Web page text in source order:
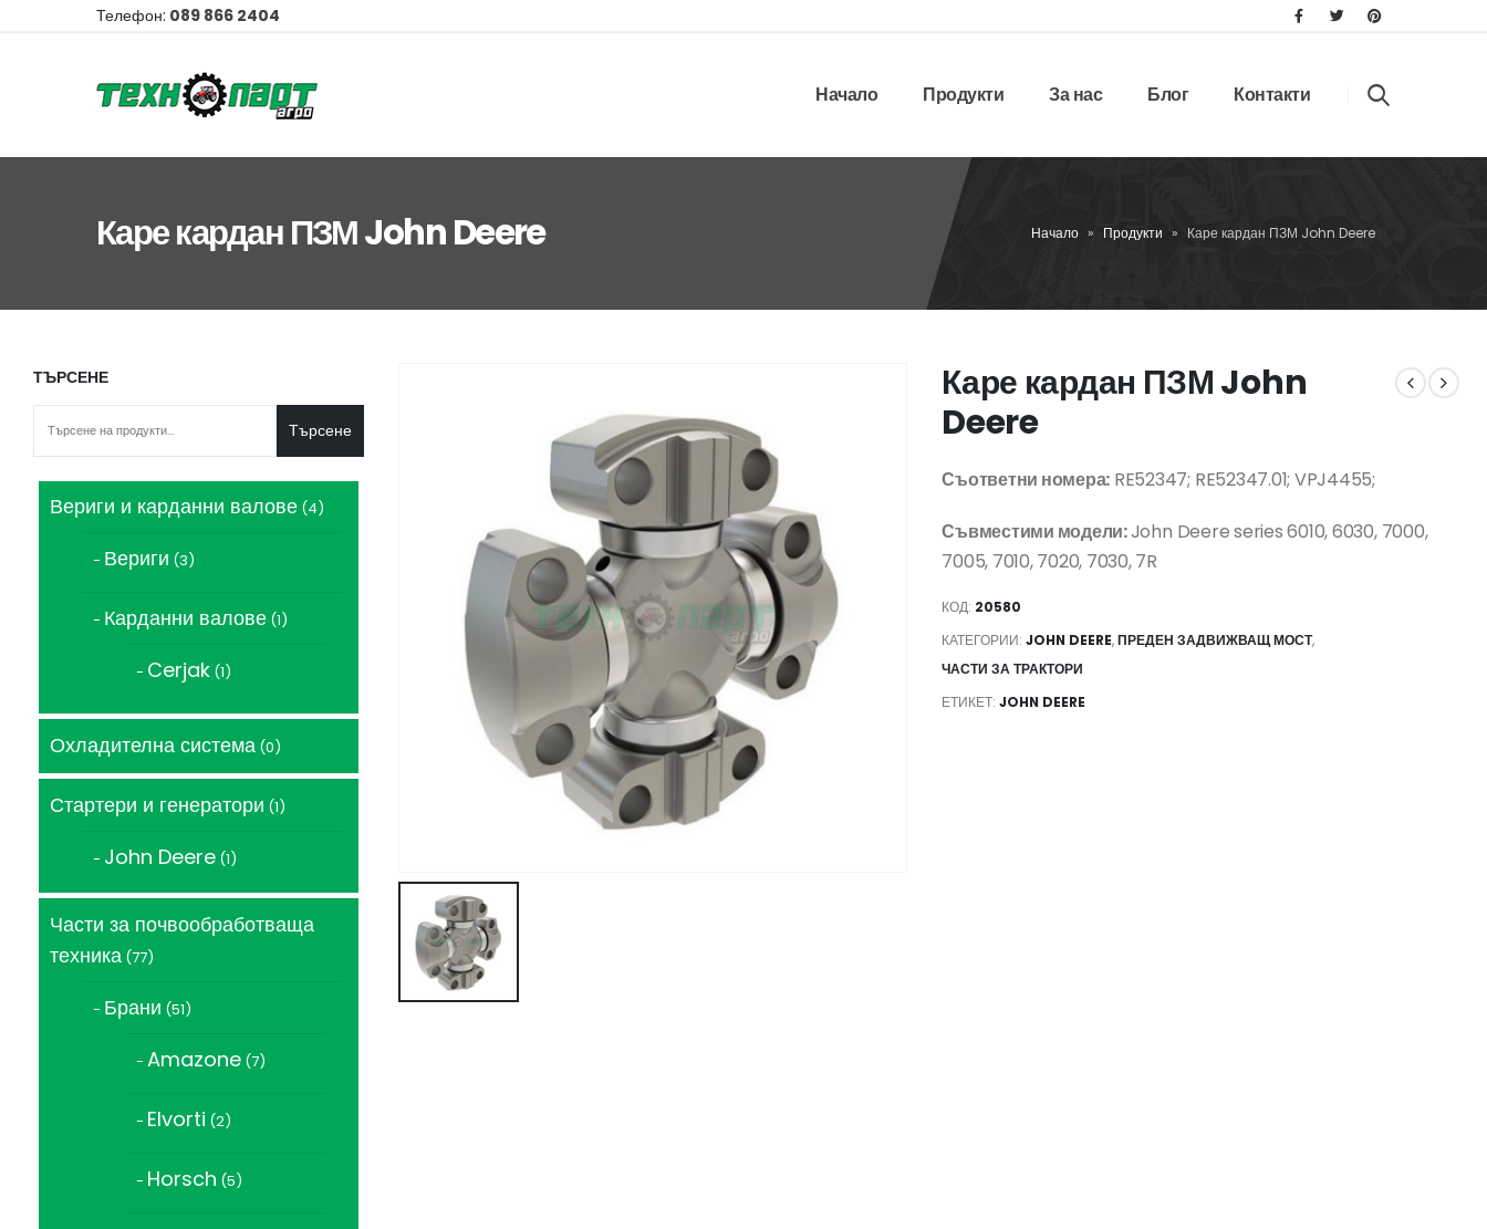
Телефон: 089 866 2404
Начало Продукти За нас Блог Контакти
Каре кардан ПЗМ John Deere Начало » Продукти » Каре кардан ПЗМ John Deere
Каре кардан ПЗМ John
Deere
Съответни номера: RE52347; RE52347.01; VPJ4455;
Съвместими модели:John Deere series 6010, 6030, 7000,
7005, 7010, 7020, 7030, 7R
КОД: 20580
КАТЕГОРИИ:JOHN DEERE,ПРЕДЕН ЗАДВИЖВАЩ МОСТ,
ЧАСТИ ЗА ТРАКТОРИ
ЕТИКЕТ:JOHN DEERE
ТЪРСЕНЕ
Търсене
Вериги и карданни валове 44
Вериги 33
Карданни валове 11
Cerjak 11
Охладителна система 00
продукта
Стартери и генератори 11
John Deere 11
Части за почвообработваща
техника 7777
Брани 5151
Amazone 77
Elvorti 22
Horsch 55